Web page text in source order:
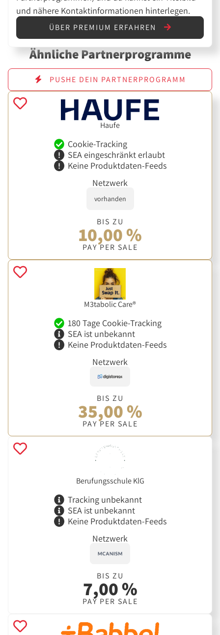
und nähere Kontaktinformationen hinterlegen.
ÜBER PREMIUM ERFAHREN
Ähnliche Partnerprogramme
PUSHE DEIN PARTNERPROGRAMM
Haufe
Cookie-Tracking
SEA eingeschränkt erlaubt
Keine Produktdaten-Feeds
Netzwerk
vorhanden
BIS ZU
10,00 %
PAY PER SALE
M3tabolic Care®
180 Tage Cookie-Tracking
SEA ist unbekannt
Keine Produktdaten-Feeds
Netzwerk
BIS ZU
35,00 %
PAY PER SALE
Berufungsschule KlG
Tracking unbekannt
SEA ist unbekannt
Keine Produktdaten-Feeds
Netzwerk
BIS ZU
7,00 %
PAY PER SALE